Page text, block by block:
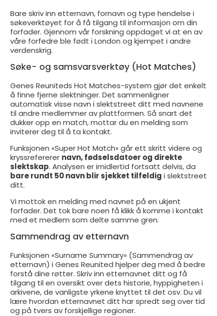
Bare skriv inn etternavn, fornavn og type hendelse i
søkeverktøyet for å få tilgang til informasjon om din
forfader. Gjennom vår forskning oppdaget vi at en av
våre forfedre ble født i London og kjempet i andre
verdenskrig.
Søke- og samsvarsverktøy (Hot Matches)
Genes Reuniteds Hot Matches-system gjør det enkelt
å finne fjerne slektninger. Det sammenligner
automatisk visse navn i slektstreet ditt med navnene
til andre medlemmer av plattformen. Så snart det
dukker opp en match, mottar du en melding som
inviterer deg til å ta kontakt.
Funksjonen «Super Hot Match» går ett skritt videre og
kryssrefererer navn, fødselsdatoer og direkte
slektskap. Analysen er imidlertid fortsatt delvis, da
bare rundt 50 navn blir sjekket tilfeldig i slektstreet
ditt.
Vi mottok en melding med navnet på en ukjent
forfader. Det tok bare noen få klikk å komme i kontakt
med et medlem som delte samme gren.
Sammendrag av etternavn
Funksjonen «Surname Summary» (Sammendrag av
etternavn) i Genes Reunited hjelper deg med å bedre
forstå dine røtter. Skriv inn etternavnet ditt og få
tilgang til en oversikt over dets historie, hyppigheten i
arkivene, de vanligste yrkene knyttet til det osv. Du vil
lære hvordan etternavnet ditt har spredt seg over tid
og på tvers av forskjellige regioner.